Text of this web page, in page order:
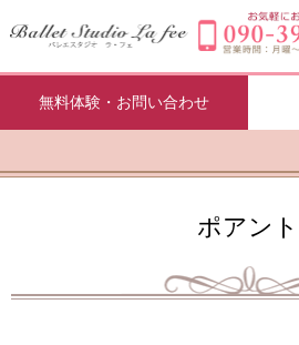
無料体験・お問い合わせ
ポアント